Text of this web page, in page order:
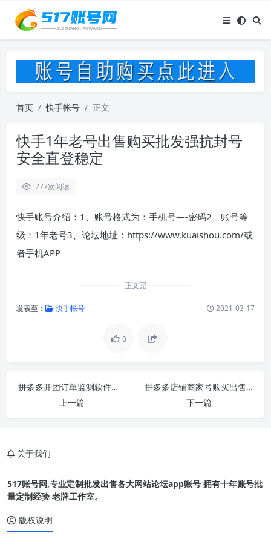
首页 快手帐号 正文
快手1年老号出售购买批发强抗封号
安全直登稳定
277次阅读
快手账号介绍：1、账号格式为：手机号—-密码2、账号等
级：1年老号3、论坛地址：https://www.kuaishou.com/或
者手机APP
正文完
发表至： 快手帐号 2021-03-17
0
拼多多开团订单监测软件工具
上一篇
拼多多店铺商家号购买出售已认证类目随机24小时
下一篇
关于我们
517账号网,专业定制批发出售各大网站论坛app账号 拥有十年账号批
量定制经验 老牌工作室。
版权说明